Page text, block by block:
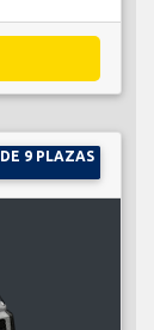
9 PLAZAS